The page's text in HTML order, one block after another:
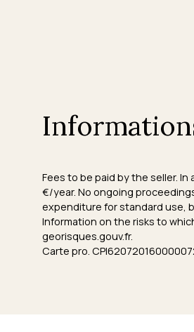
Fees to be paid by the seller.
€/year. No ongoing
expenditure for standard use,
Information on the risks to
georisques.gouv.fr.
Carte pro.